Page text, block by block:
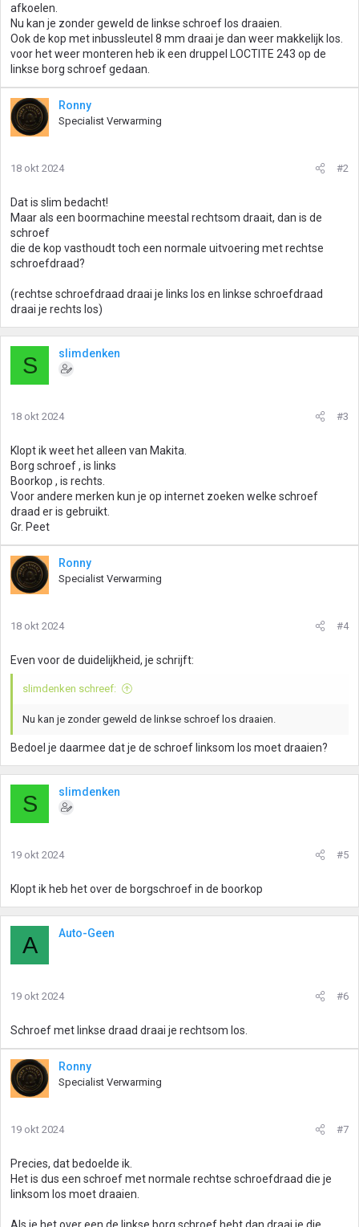
afkoelen.
Nu kan je zonder geweld de linkse schroef los draaien.
Ook de kop met inbussleutel 8 mm draai je dan weer makkelijk los.
voor het weer monteren heb ik een druppel LOCTITE 243 op de
linkse borg schroef gedaan.
Ronny
Specialist Verwarming
18 okt 2024 #2
Dat is slim bedacht!
Maar als een boormachine meestal rechtsom draait, dan is de
schroef
die de kop vasthoudt toch een normale uitvoering met rechtse
schroefdraad?
(rechtse schroefdraad draai je links los en linkse schroefdraad
draai je rechts los)
S slimdenken
18 okt 2024 #3
Klopt ik weet het alleen van Makita.
Borg schroef , is links
Boorkop , is rechts.
Voor andere merken kun je op internet zoeken welke schroef
draad er is gebruikt.
Gr. Peet
Ronny
Specialist Verwarming
18 okt 2024 #4
Even voor de duidelijkheid, je schrijft:
slimdenken schreef:
Nu kan je zonder geweld de linkse schroef los draaien.
Bedoel je daarmee dat je de schroef linksom los moet draaien?
S slimdenken
19 okt 2024 #5
Klopt ik heb het over de borgschroef in de boorkop
A Auto-Geen
19 okt 2024 #6
Schroef met linkse draad draai je rechtsom los.
Ronny
Specialist Verwarming
19 okt 2024 #7
Precies, dat bedoelde ik.
Het is dus een schroef met normale rechtse schroefdraad die je
linksom los moet draaien.